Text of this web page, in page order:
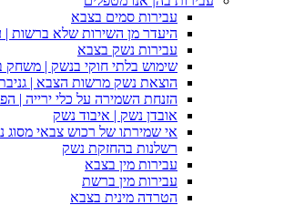
עבירות סמים בצבא
היעדר מן השירות שלא ברשות |
עבירות נשק בצבא
שימוש בלתי חוקי בנשק | משחק
הוצאת נשק מרשות הצבא |
הזנחת השמירה על כלי ירייה |
אובדן נשק | איבוד נשק
אי שמירתו של רכוש צבאי מסוג
רשלנות בהחזקת נשק
עבירות מין בצבא
עבירות מין ברשת
הטרדה מינית בצבא